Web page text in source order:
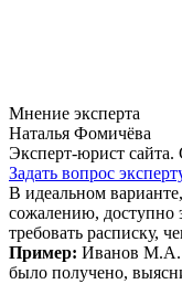
Мнение эксперта
Наталья Фомичёва
Эксперт-юрист сайта.
Задать вопрос
В идеальном
сожалению, доступно
требовать расписку,
Пример: Иванов М.А.
было получено,